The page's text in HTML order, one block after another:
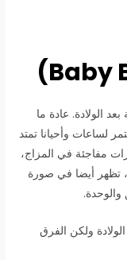
بعد الولادة. عادة ما
لساعات وأحيانا تمتد
مفاجئة في المزاج،
تظهر أيضا في صورة
ولكن الفرق